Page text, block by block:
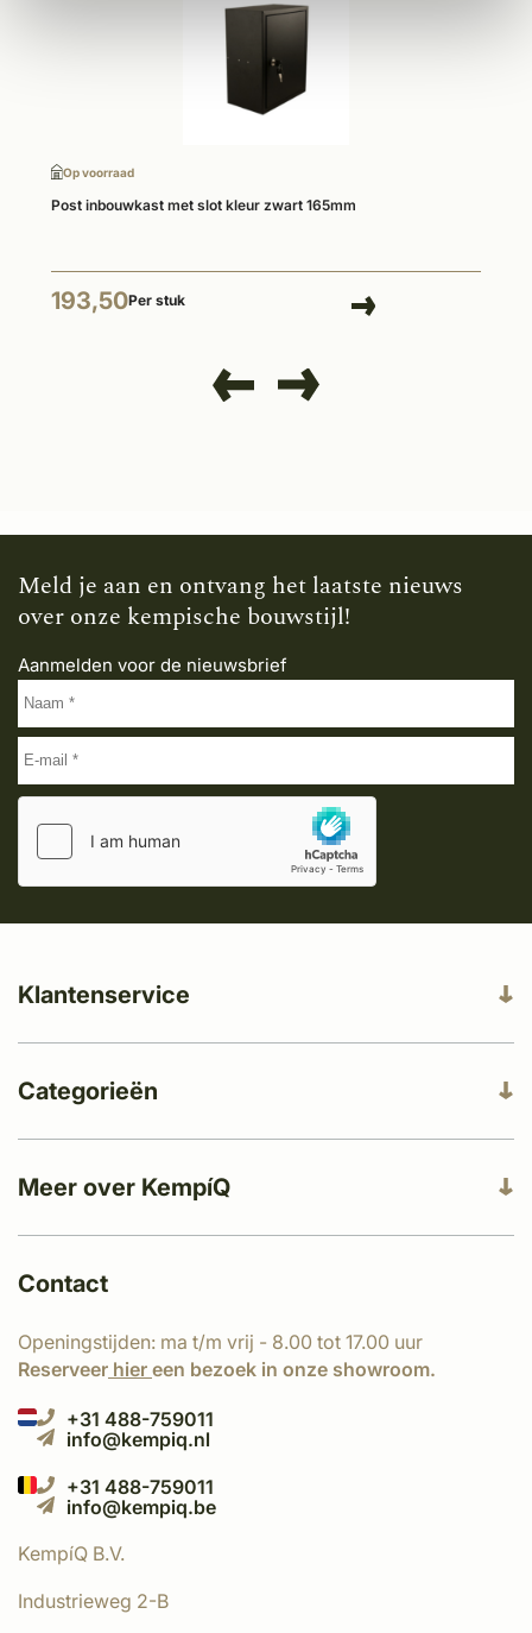
Op voorraad
Post inbouwkast met slot kleur zwart 165mm
193,50Per stuk
Meld je aan en ontvang het laatste nieuws
over onze kempische bouwstijl!
Aanmelden voor de nieuwsbrief
Meer over KempíQ
Klantenservice
Categorieën
Contact
Openingstijden: ma t/m vrij - 8.00 tot 17.00 uur
Reserveer hier een bezoek in onze showroom.
+31 488-759011
info@kempiq.nl
+31 488-759011
info@kempiq.be
KempíQ B.V.
Industrieweg 2-B